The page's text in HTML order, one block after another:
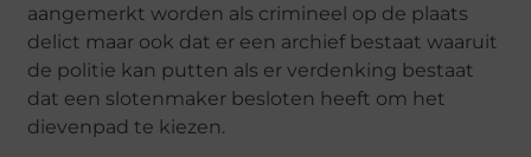
aangemerkt worden als crimineel op de plaats
delict maar ook dat er een archief bestaat waaruit
de politie kan putten als er verdenking bestaat
dat een slotenmaker besloten heeft om het
dievenpad te kiezen.